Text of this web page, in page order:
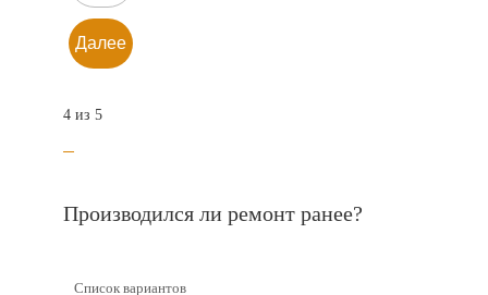
Далее
4 из 5
Производился ли ремонт ранее?
Список вариантов